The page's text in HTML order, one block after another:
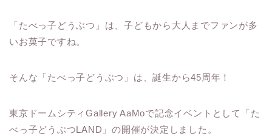
「たべっ子どうぶつ」は、子どもから大人までファンが多
いお菓子ですね。
そんな「たべっ子どうぶつ」は、誕生から45周年！
東京ドームシティGallery AaMoで記念イベントとして「た
べっ子どうぶつLAND」の開催が決定しました。